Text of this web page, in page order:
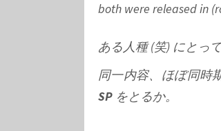
both were released in
ある人種 (笑) にとっ
同一内容、ほぼ同時
SP をとるか。